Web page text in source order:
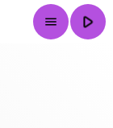
menu play_arrow